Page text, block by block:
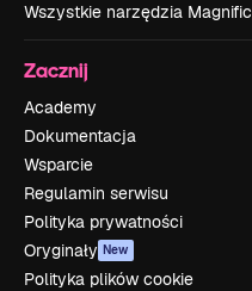
Wszystkie narzędzia Magnific
Zacznij
Academy
Dokumentacja
Wsparcie
Regulamin serwisu
Polityka prywatności
Oryginały New
Polityka plików cookie